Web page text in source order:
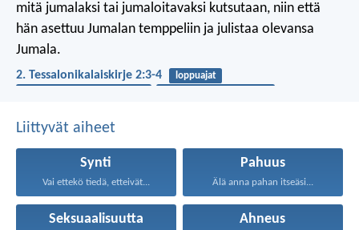
mitä jumalaksi tai jumaloitavaksi kutsutaan, niin että
hän asettuu Jumalan temppeliin ja julistaa olevansa
Jumala.
2. Tessalonikalaiskirje 2:3-4
loppuajat
Liittyvät aiheet
Synti
Vai ettekö tiedä, etteivät...
Pahuus
Älä anna pahan itseäsi...
Seksuaalisuutta Ahneus